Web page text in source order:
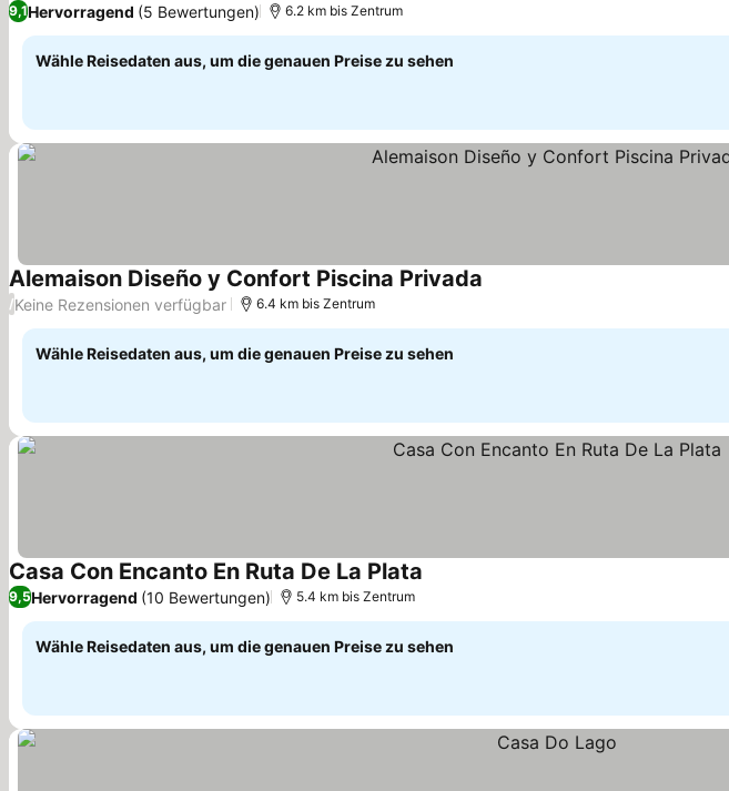
9,1Hervorragend (5 Bewertungen) 6.2 km bis Zentrum
Wähle Reisedaten aus, um die genauen Preise zu sehen
Alemaison Diseño y Confort Piscina Privada
/Keine Rezensionen verfügbar 6.4 km bis Zentrum
Wähle Reisedaten aus, um die genauen Preise zu sehen
Casa Con Encanto En Ruta De La Plata
9,5Hervorragend (10 Bewertungen) 5.4 km bis Zentrum
Wähle Reisedaten aus, um die genauen Preise zu sehen